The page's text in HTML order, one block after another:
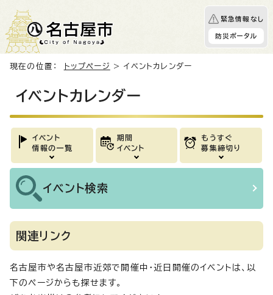
緊急情報なし
防災ポータル
現在の位置： トップページ > イベントカレンダー
イベントカレンダー
イベント
情報の一覧
期間
イベント
もうすぐ
募集締切り
イベント検索
関連リンク
名古屋市や名古屋市近郊で開催中・近日開催のイベントは、以
下のページからも探せます。